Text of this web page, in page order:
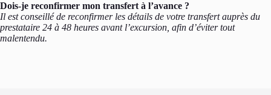
Dois-je reconfirmer mon transfert à l’avance ?
Il est conseillé de reconfirmer les détails de votre transfert auprès du
prestataire 24 à 48 heures avant l’excursion, afin d’éviter tout
malentendu.